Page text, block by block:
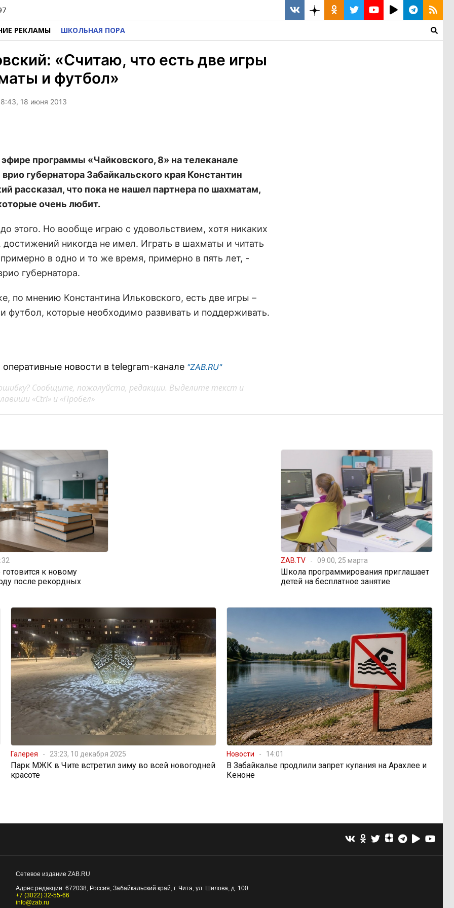
РЕКЛАМЫ ШКОЛЬНАЯ ПОРА
«Считаю, что есть две игры
и футбол»
18 июня 2013
эфире программы «Чайковского, 8» на телеканале
губернатора Забайкальского края Константин
рассказал, что пока не нашел партнера по шахматам,
очень любит.
этого. Но вообще играю с удовольствием, хотя никаких
достижений никогда не имел. Играть в шахматы и читать
в одно и то же время, примерно в пять лет, -
губернатора.
по мнению Константина Ильковского, есть две игры –
футбол, которые необходимо развивать и поддерживать.
новости в telegram-канале "ZAB.RU"
Сообщите, пожалуйста, редакции. Выделите текст и
«Ctrl» и «Пробел»
к новому
после рекордных
ZAB.TV 09:00, 25 марта
Школа программирования приглашает
детей на бесплатное занятие
Галерея 23:23, 10 декабря 2025
Парк МЖК в Чите встретил зиму во всей новогодней
красоте
Новости 14:01
В Забайкалье продлили запрет купания на Арахлее и
Кеноне
Сетевое издание ZAB.RU
Адрес редакции: 672038, Россия, Забайкальский край, г. Чита, ул. Шилова, д. 100
+7 (3022) 32-55-66
info@zab.ru